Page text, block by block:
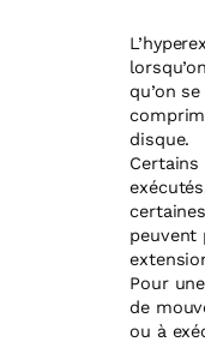
qu’on
disque.
peuvent
Pour
de
ou à